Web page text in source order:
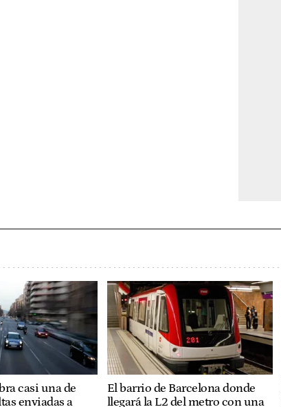
casi una de
enviadas a
El barrio de Barcelona donde
llegará la L2 del metro con una